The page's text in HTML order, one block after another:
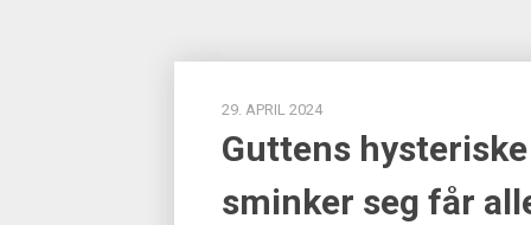
29. APRIL 2024
Guttens
sminker seg får